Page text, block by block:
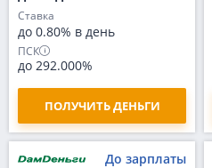
Ставка
до 0.80% в день
ПСК
до 292.000%
ПОЛУЧИТЬ ДЕНЬГИ
До зарплаты